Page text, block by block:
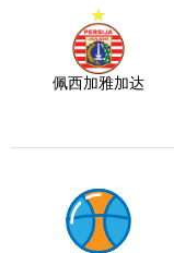
佩西加雅加达